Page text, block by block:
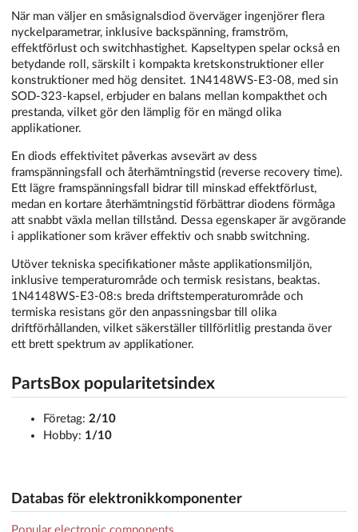
När man väljer en småsignalsdiod överväger ingenjörer flera
nyckelparametrar, inklusive backspänning, framström,
effektförlust och switchhastighet. Kapseltypen spelar också en
betydande roll, särskilt i kompakta kretskonstruktioner eller
konstruktioner med hög densitet. 1N4148WS-E3-08, med sin
SOD-323-kapsel, erbjuder en balans mellan kompakthet och
prestanda, vilket gör den lämplig för en mängd olika
applikationer.
En diods effektivitet påverkas avsevärt av dess
framspänningsfall och återhämtningstid (reverse recovery time).
Ett lägre framspänningsfall bidrar till minskad effektförlust,
medan en kortare återhämtningstid förbättrar diodens förmåga
att snabbt växla mellan tillstånd. Dessa egenskaper är avgörande
i applikationer som kräver effektiv och snabb switchning.
Utöver tekniska specifikationer måste applikationsmiljön,
inklusive temperaturområde och termisk resistans, beaktas.
1N4148WS-E3-08:s breda driftstemperaturområde och
termiska resistans gör den anpassningsbar till olika
driftförhållanden, vilket säkerställer tillförlitlig prestanda över
ett brett spektrum av applikationer.
PartsBox popularitetsindex
Företag: 2/10
Hobby: 1/10
Databas för elektronikkomponenter